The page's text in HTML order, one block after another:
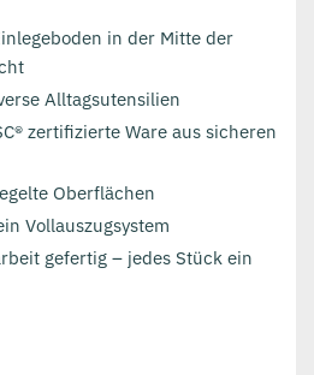
in der Mitte der
Alltagsutensilien
zertifizierte Ware aus sicheren
Oberflächen
Vollauszugsystem
gefertig – jedes Stück ein